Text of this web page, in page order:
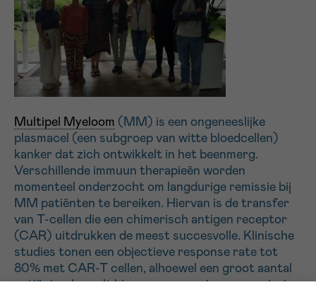
Multipel Myeloom (MM) is een ongeneeslijke
plasmacel (een subgroep van witte bloedcellen)
kanker dat zich ontwikkelt in het beenmerg.
Verschillende immuun therapieën worden
momenteel onderzocht om langdurige remissie bij
MM patiënten te bereiken. Hiervan is de transfer
van T-cellen die een chimerisch antigen receptor
(CAR) uitdrukken de meest succesvolle. Klinische
studies tonen een objectieve response rate tot
80% met CAR-T cellen, alhoewel een groot aantal
patiënten hervalt binnen een paar jaar na remissie.
Ja, stuur mij de nieuwsbrief
Ik aanvaard de
gebruiksvoorwaarden
*VERPLICHT VELD
Sturen